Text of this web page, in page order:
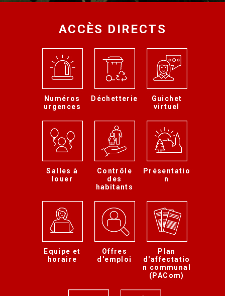
ACCÈS DIRECTS
Numéros
urgences
Déchetterie
Guichet
virtuel
Salles à
louer
Contrôle
des
habitants
Présentatio
n
Equipe et
horaire
Offres
d'emploi
Plan
d'affectatio
n communal
(PACom)